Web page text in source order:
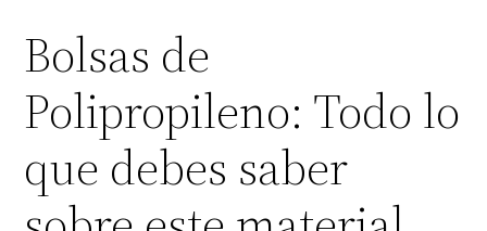
Bolsas de
Polipropileno: Todo lo
que debes saber